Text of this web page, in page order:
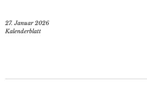
27. Januar 2026
Kalenderblatt